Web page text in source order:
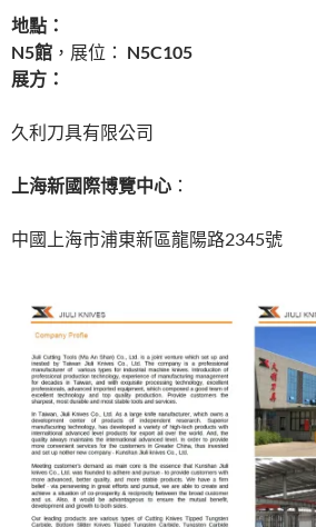
地點：
N5館 ，展位： N5C105
展方：
久利刀具有限公司
上海新國際博覽中心 ：
中國上海市浦東新區龍陽路2345號